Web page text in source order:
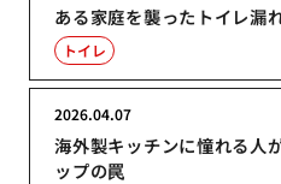
ある家庭を襲ったトイレ漏
トイレ
海外製キッチンに憧れる人
ップの罠
2026.04.07